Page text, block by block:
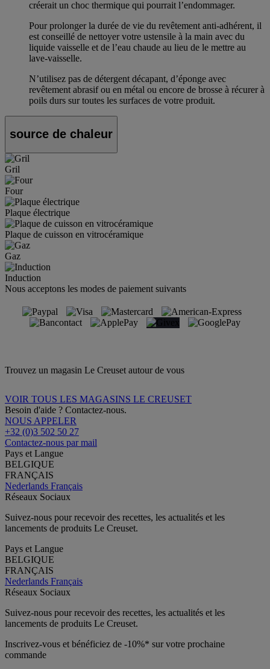
créerait un choc thermique qui pourrait l’endommager.
Pour prolonger la durée de vie du revêtement anti-adhérent, il
est conseillé de nettoyer votre ustensile à la main avec du
liquide vaisselle et de l’eau chaude au lieu de le mettre au
lave-vaisselle.
N’utilisez pas de détergent décapant, d’éponge avec
revêtement abrasif ou en métal ou encore de brosse à récurer à
poils durs sur toutes les surfaces de votre produit.
source de chaleur
Gril
Four
Plaque électrique
Plaque de cuisson en vitrocéramique
Gaz
Induction
Nous acceptons les modes de paiement suivants
Trouvez un magasin Le Creuset autour de vous
VOIR TOUS LES MAGASINS LE CREUSET
Besoin d'aide ? Contactez-nous.
NOUS APPELER
+32 (0)3 502 50 27
Contactez-nous par mail
Pays et Langue
BELGIQUE
FRANÇAIS
Nederlands Français
Réseaux Sociaux
Suivez-nous pour recevoir des recettes, les actualités et les
lancements de produits Le Creuset.
Pays et Langue
BELGIQUE
FRANÇAIS
Nederlands Français
Réseaux Sociaux
Suivez-nous pour recevoir des recettes, les actualités et les
lancements de produits Le Creuset.
Inscrivez-vous et bénéficiez de -10%* sur votre prochaine
commande